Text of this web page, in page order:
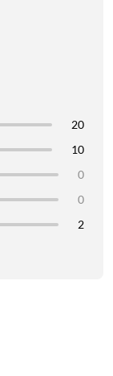
20
10
0
0
2